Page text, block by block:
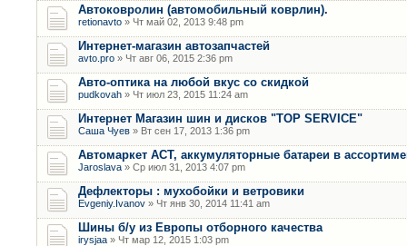
Автоковролин (автомобильный коврлин).
retionavto » Чт май 02, 2013 9:48 pm
Интернет-магазин автозапчастей
avto.pro » Чт авг 06, 2015 2:36 pm
Авто-оптика на любой вкус со скидкой
pudkovah » Чт июл 23, 2015 11:24 am
Интернет Магазин шин и дисков "ТOP SERVICE"
Саша Чуев » Вт сен 17, 2013 1:36 pm
Автомаркет АСТ, аккумуляторные батареи в
Jaroslava » Ср июл 31, 2013 4:07 pm
Дефлекторы : мухобойки и ветровики
Evgeniy.Ivanov » Чт янв 30, 2014 11:41 am
Шины б/у из Европы отборного качества
irysjaa » Чт мар 12, 2015 1:03 pm